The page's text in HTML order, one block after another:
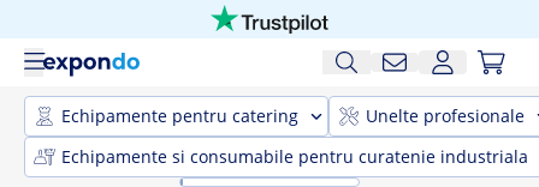
Echipamente pentru catering
Unelte profesionale
Echipamente si consumabile pentru curatenie industriala